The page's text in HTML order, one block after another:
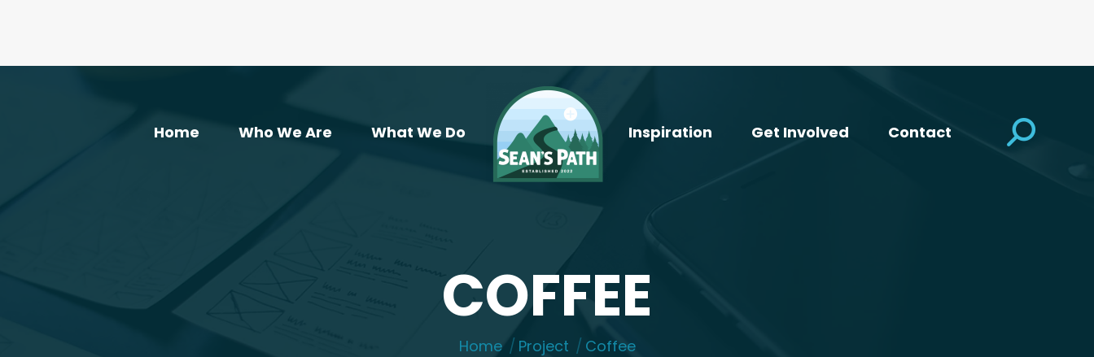
Home Who We Are What We Do Inspiration Get Involved Contact Search:
COFFEE
You are here:
Home Project Coffee